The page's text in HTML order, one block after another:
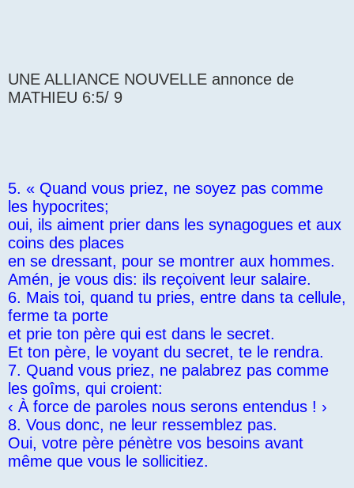
UNE ALLIANCE NOUVELLE annonce de
MATHIEU 6:5/ 9
5. « Quand vous priez, ne soyez pas comme
les hypocrites;
oui, ils aiment prier dans les synagogues et aux
coins des places
en se dressant, pour se montrer aux hommes.
Amén, je vous dis: ils reçoivent leur salaire.
6. Mais toi, quand tu pries, entre dans ta cellule,
ferme ta porte
et prie ton père qui est dans le secret.
Et ton père, le voyant du secret, te le rendra.
7. Quand vous priez, ne palabrez pas comme
les goîms, qui croient:
‹ À force de paroles nous serons entendus ! ›
8. Vous donc, ne leur ressemblez pas.
Oui, votre père pénètre vos besoins avant
même que vous le sollicitiez.